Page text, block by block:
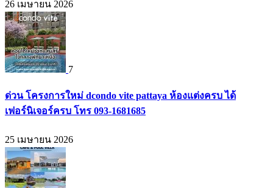
26 เมษายน 2026
7
ด่วน โครงการใหม่ dcondo vite pattaya ห้องแต่งครบ ได้
เฟอร์นิเจอร์ครบ โทร 093-1681685
25 เมษายน 2026